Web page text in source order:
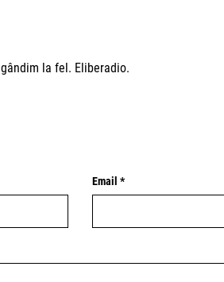
la fel. Eliberadio.
Email *